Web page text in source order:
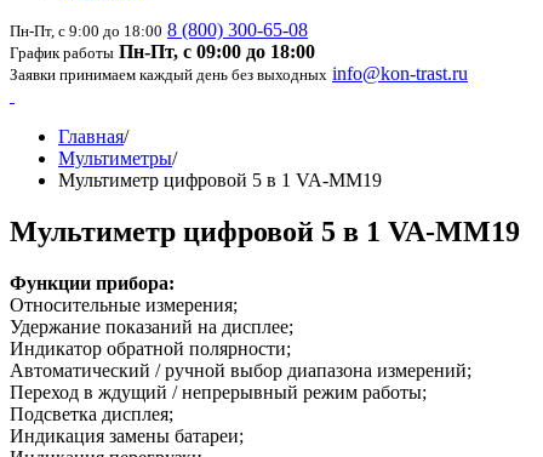
Пн-Пт, с 9:00 до 18:00 8 (800) 300-65-08
График работы Пн-Пт, с 09:00 до 18:00
Заявки принимаем каждый день без выходных info@kon-trast.ru
Главная/
Мультиметры/
Мультиметр цифровой 5 в 1 VA-MM19
Мультиметр цифровой 5 в 1 VA-MM19
Функции прибора:
Относительные измерения;
Удержание показаний на дисплее;
Индикатор обратной полярности;
Автоматический / ручной выбор диапазона измерений;
Переход в ждущий / непрерывный режим работы;
Подсветка дисплея;
Индикация замены батареи;